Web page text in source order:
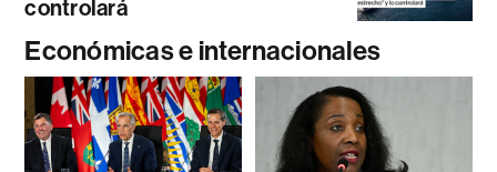
controlará
Económicas e internacionales